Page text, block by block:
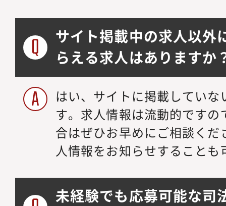
サイト掲載中の求人以外
らえる求人はありますか
はい、サイトに掲載してい
す。求人情報は流動的です
合はぜひお早めにご相談く
人情報をお知らせすることも
未経験でも応募可能な司